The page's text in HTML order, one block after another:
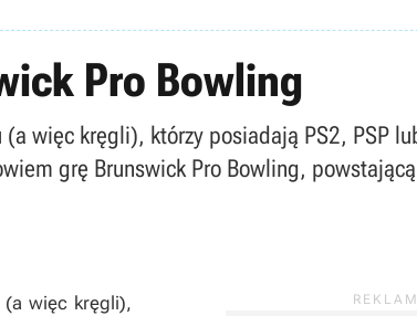
Pro Bowling
więc kręgli), którzy posiadają PS2, PSP
grę Brunswick Pro Bowling,
(a więc kręgli),